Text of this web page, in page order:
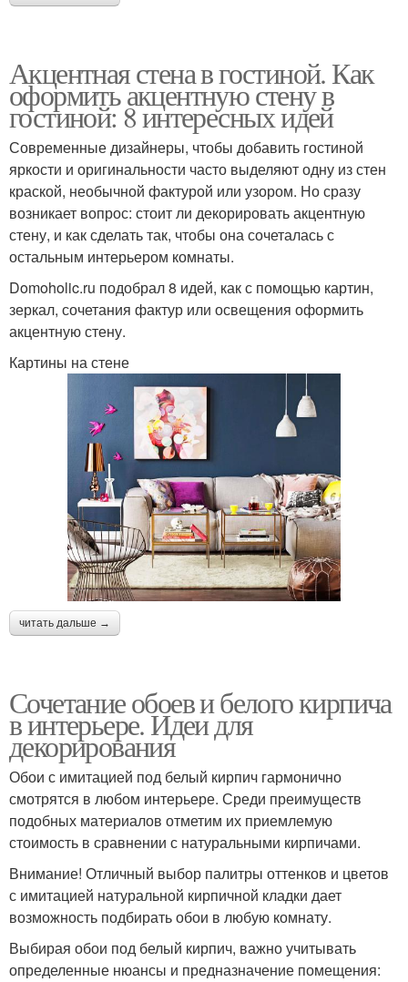
Акцентная стена в гостиной. Как
оформить акцентную стену в
гостиной: 8 интересных идей
Современные дизайнеры, чтобы добавить гостиной
яркости и оригинальности часто выделяют одну из стен
краской, необычной фактурой или узором. Но сразу
возникает вопрос: стоит ли декорировать акцентную
стену, и как сделать так, чтобы она сочеталась с
остальным интерьером комнаты.
Domoholic.ru подобрал 8 идей, как с помощью картин,
зеркал, сочетания фактур или освещения оформить
акцентную стену.
Картины на стене
читать дальше →
Сочетание обоев и белого кирпича
в интерьере. Идеи для
декорирования
Обои с имитацией под белый кирпич гармонично
смотрятся в любом интерьере. Среди преимуществ
подобных материалов отметим их приемлемую
стоимость в сравнении с натуральными кирпичами.
Внимание! Отличный выбор палитры оттенков и цветов
с имитацией натуральной кирпичной кладки дает
возможность подбирать обои в любую комнату.
Выбирая обои под белый кирпич, важно учитывать
определенные нюансы и предназначение помещения: